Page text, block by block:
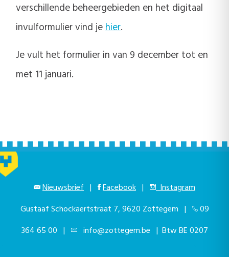
verschillende beheergebieden en het digitaal
invulformulier vind jehier.
Je vult het formulier in van 9 december tot en
met 11 januari.
Nieuwsbrief | Facebook |
Instagram
Gustaaf Schockaertstraat 7, 9620 Zottegem |
09
364 65 00 | info@zottegem.be | Btw BE 0207